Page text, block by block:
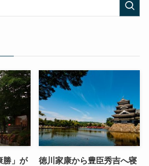
勝」が
徳川家康から豊臣秀吉へ寝